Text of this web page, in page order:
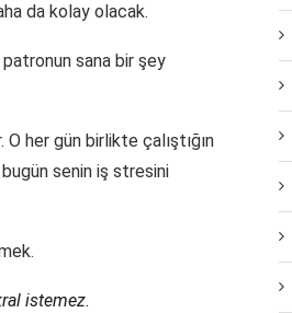
da kolay olacak.
sana bir şey
her gün birlikte çalıştığın
senin iş stresini
istemez.